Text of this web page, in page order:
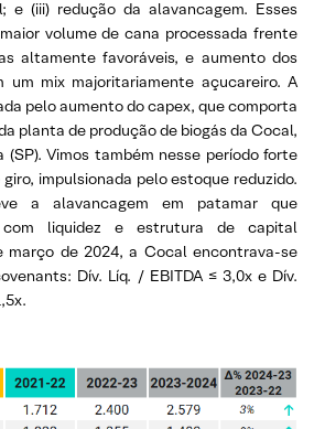
e (iii) redução da alavancagem. Esses
volume de cana processada frente
altamente favoráveis, e aumento dos
um mix majoritariamente açucareiro. A
pelo aumento do capex, que comporta
planta de produção de biogás da Cocal,
(SP). Vimos também nesse período forte
impulsionada pelo estoque reduzido.
a alavancagem em patamar que
com liquidez e estrutura de capital
março de 2024, a Cocal encontrava-se
Dív. Líq. / EBITDA ≤ 3,0x e Dív.